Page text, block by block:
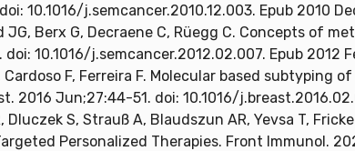
10.1016/j.semcancer.2010.12.003. Epub 2010
JG, Berx G, Decraene C, Rüegg C. Concepts of
10.1016/j.semcancer.2012.02.007. Epub 2012
Cardoso F, Ferreira F. Molecular based subtyping
Jun;27:44-51. doi: 10.1016/
Dluczek S, Strauß A, Blaudszun AR, Yevsa T,
Personalized Therapies. Front Immunol.